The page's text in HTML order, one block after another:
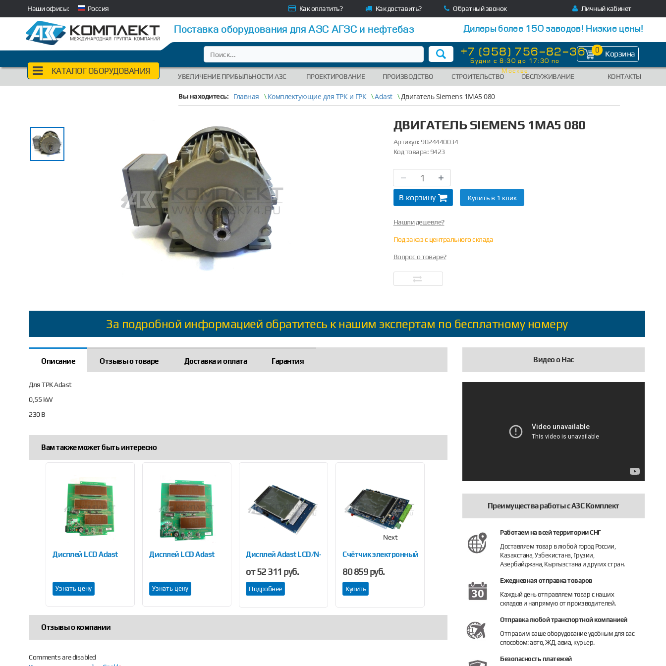
Наши офисы: Россия Как оплатить? Как доставить? Обратный звонок Личный кабинет
Поставка оборудования для АЗС АГЗС и нефтебаз Дилеры более 150 заводов! Низкие цены!
КАТАЛОГ ОБОРУДОВАНИЯ
+7 (958) 756-82-36
Будни с 8:30 до 17:30 по
Москве
0 Корзина
УВЕЛИЧЕНИЕ ПРИБЫЛЬНОСТИ АЗС ПРОЕКТИРОВАНИЕ ПРОИЗВОДСТВО СТРОИТЕЛЬСТВО ОБСЛУЖИВАНИЕ КОНТАКТЫ
Вы находитесь: Главная \Комплектующие для ТРК и ГРК \Adast \Двигатель Siemens 1MA5 080
ДВИГАТЕЛЬ SIEMENS 1MA5 080
Артикул: 9024440034
Код товара: 9423
В корзину Купить в 1 клик
Нашли дешевле?
Под заказ с центрального склада
Вопрос о товаре?
За подробной информацией обратитесь к нашим экспертам по бесплатному номеру
Описание Отзывы о товаре Доставка и оплата Гарантия
Для ТРК Adast
0,55 kW
230 В
Вам также может быть интересно
Previous
Adast Е330 2Ex е II T3
Дисплей LCD Adast
Узнать цену
Дисплей LCD Adast
Узнать цену
Дисплей Adast LCD/N-BL/PW
от 52 311 руб.
Подробнее
Счётчик электронный ADP1/L/PW
80 859 руб.
Купить
Счётчик электронный Adast ADP2/TИндикатор ЖКИ 3-строчный Adast
Next
Отзывы о компании
Comments are disabled
Видео о Нас
Преимущества работы с АЗС Комплект
Работаем на всей территории СНГ
Доставляем товар в любой город России,
Казахстана, Узбекистана, Грузии,
Азербайджана, Кыргызстана и других стран.
Ежедневная отправка товаров
Каждый день отправляем товар с наших
складов и напрямую от производителей.
Отправка любой транспортной компанией
Отправим ваше оборудование удобным для вас
способом: авто, ЖД, авиа, курьер.
Безопасность платежей